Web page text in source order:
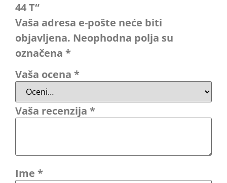
44 T“
Vaša adresa e-pošte neće biti
objavljena. Neophodna polja su
označena *
Vaša ocena *
Vaša recenzija *
Ime *